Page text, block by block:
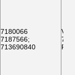
7180066
7187566;
713690840
F